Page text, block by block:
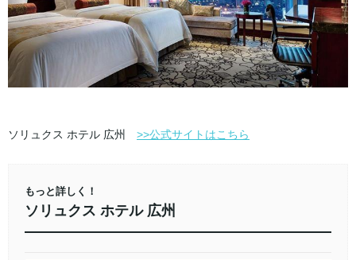
ソリュクス ホテル 広州 >>公式サイトはこちら
もっと詳しく！
ソリュクス ホテル 広州